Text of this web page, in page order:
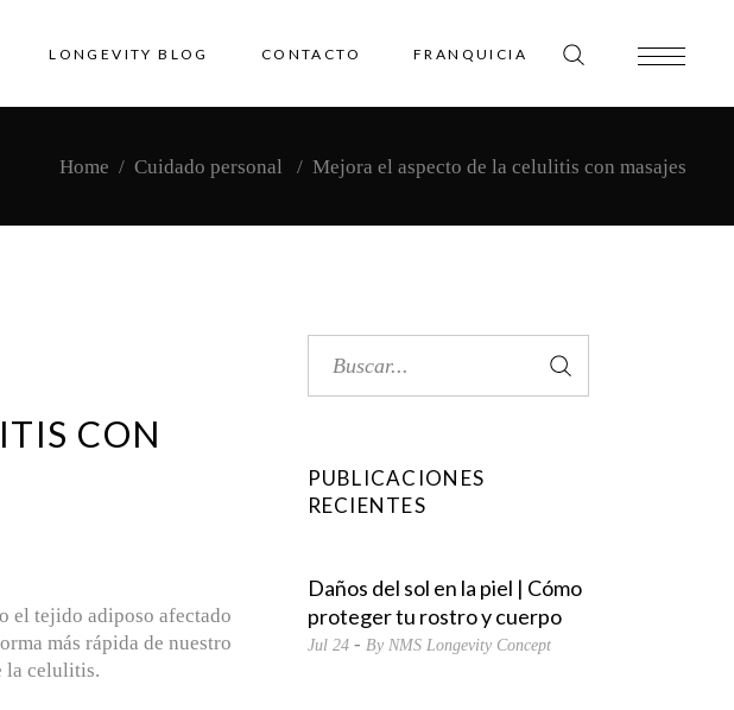
LONGEVITY BLOG CONTACTO FRANQUICIA
Home / Cuidado personal / Mejora el aspecto de la celulitis con masajes
CON
el tejido adiposo afectado
más rápida de nuestro
la celulitis.
for:
PUBLICACIONES
RECIENTES
Daños del sol en la piel | Cómo
proteger tu rostro y cuerpo
Jul 24 By NMS Longevity Concept